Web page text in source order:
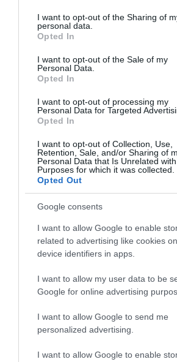
not limited to your visit or usage
grant or deny consent to Google and its
use your data for below specified
consent section.
I want to opt-out of the Sharing of
personal data.
Opted In
I want to opt-out of the Sale of my
Personal Data.
Opted In
I want to opt-out of processing my
Personal Data for Targeted
Opted In
I want to opt-out of Collection, Use,
Retention, Sale, and/or Sharing of
Personal Data that Is Unrelated
Purposes for which it was collected.
Opted Out
Google consents
I want to allow Google to enable
related to advertising like cookies
device identifiers in apps.
I want to allow my user data to be
Google for online advertising
I want to allow Google to send me
personalized advertising.
I want to allow Google to enable
13.06.2026
Vepdegestrant: Το νέο
καρκίνο του μαστού που
καρκινικά κύτταρα να
07.06.2026 12:01
Σπουδαίο ιατρικό
το πρώτο εμβόλιο με Αl – Σε
χορηγήθηκε